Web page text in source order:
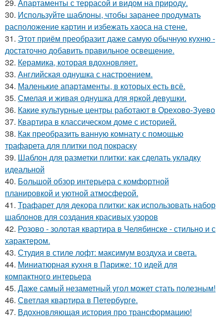
29. Апартаменты с террасой и видом на природу.
30. Используйте шаблоны, чтобы заранее продумать
расположение картин и избежать хаоса на стене.
31. Этот приём преобразит даже самую обычную кухню -
достаточно добавить правильное освещение.
32. Керамика, которая вдохновляет.
33. Английская однушка с настроением.
34. Маленькие апартаменты, в которых есть всё.
35. Смелая и живая однушка для яркой девушки.
36. Какие культурные центры работают в Орехово-Зуево
37. Квартира в классическом доме с историей.
38. Как преобразить ванную комнату с помощью
трафарета для плитки под покраску
39. Шаблон для разметки плитки: как сделать укладку
идеальной
40. Большой обзор интерьера с комфортной
планировкой и уютной атмосферой.
41. Трафарет для декора плитки: как использовать набор
шаблонов для создания красивых узоров
42. Розово - золотая квартира в Челябинске - стильно и с
характером.
43. Студия в стиле лофт: максимум воздуха и света.
44. Миниатюрная кухня в Париже: 10 идей для
компактного интерьера
45. Даже самый незаметный угол может стать полезным!
46. Светлая квартира в Петербурге.
47. Вдохновляющая история про трансформацию!